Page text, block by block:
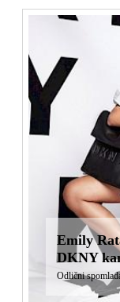
Emily
DKNY
Odlični